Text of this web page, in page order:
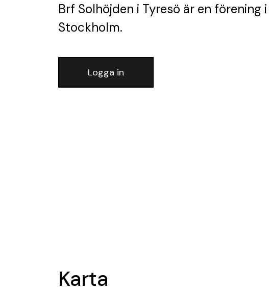
Brf Solhöjden i Tyresö är en förening i
Stockholm.
Logga in
Karta